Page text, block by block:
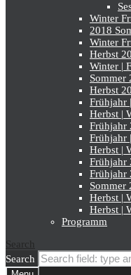
Winter
2018
Winter
Herbst
Winter |
Sommer
Herbst
Frühjahr
Herbst |
Frühjahr
Frühjahr
Herbst |
Frühjahr
Frühjahr
Sommer
Herbst |
Herbst |
Programm
Search
Search